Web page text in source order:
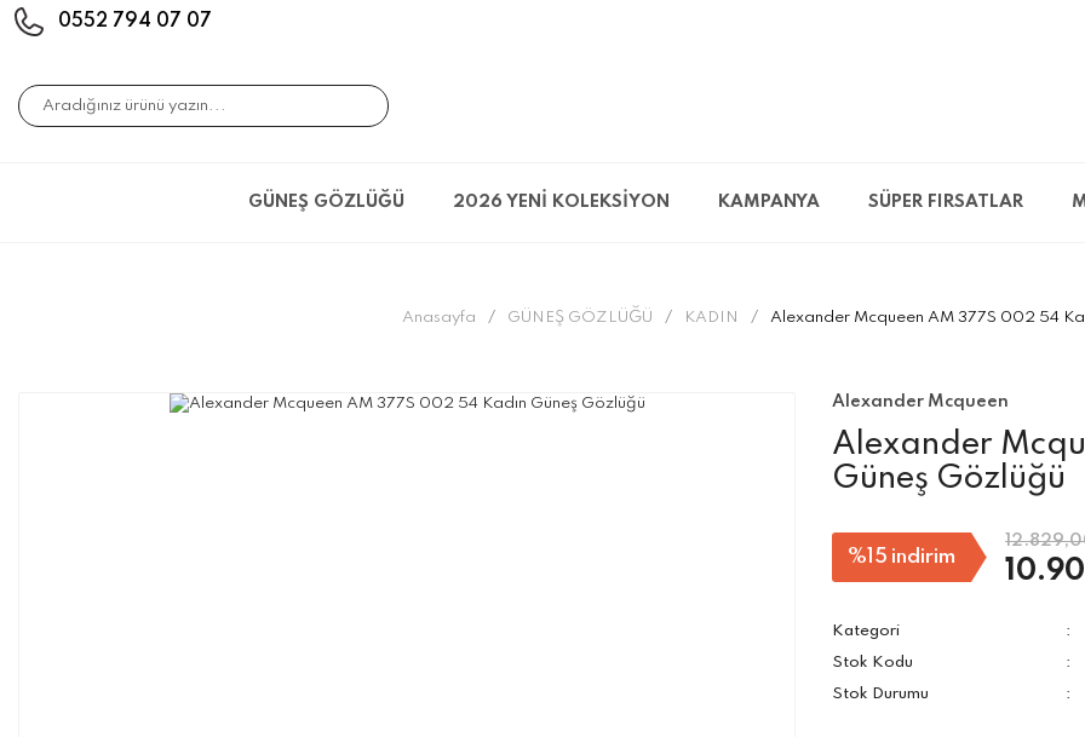
0552 794 07 07
GÜNEŞ GÖZLÜĞÜ 2026 YENİ KOLEKSİYON KAMPANYA SÜPER FIRSATLAR
Anasayfa GÜNEŞ GÖZLÜĞÜ KADIN Alexander Mcqueen AM 377S 002 54
Alexander Mcqueen
Alexander
Güneş Gözlüğü
%15 indirim
Kategori
Stok Kodu
Stok Durumu